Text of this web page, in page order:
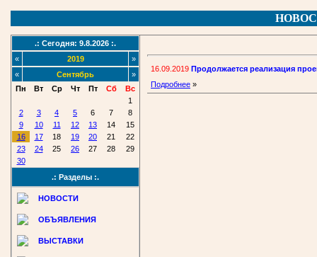
.: Сегодня: 9.8.2026 :.
«
2019
»
«
Сентябрь
»
Пн
Вт Ср Чт Пт Сб
Вс
1
2
3 4 5 6 7
8
9
10 11 12 13 14
15
16
17 18 19 20 21
22
23
24 25 26 27 28
29
30
.: Разделы :.
НОВОСТИ
ОБЪЯВЛЕНИЯ
ВЫСТАВКИ
16.09.2019 Продолжается реализация
Подробнее »